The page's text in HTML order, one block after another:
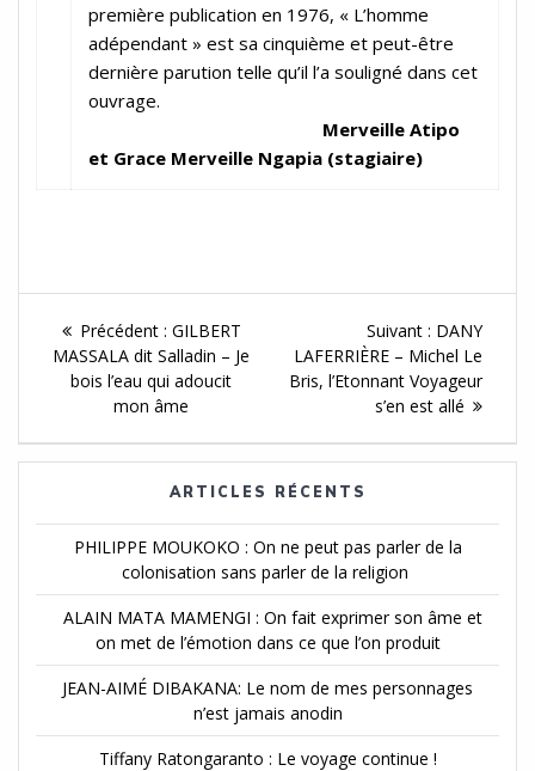
première publication en 1976, « L’homme
adépendant » est sa cinquième et peut-être
dernière parution telle qu’il l’a souligné dans cet
ouvrage.
Merveille Atipo
et Grace Merveille Ngapia (stagiaire)
Navigation
de
l'article
Précédent : Article
précédent :
GILBERT
MASSALA dit Salladin – Je
bois l’eau qui adoucit
mon âme
Suivant : Article
Suivant :
DANY
LAFERRIÈRE – Michel Le
Bris, l’Etonnant Voyageur
s’en est allé
ARTICLES RÉCENTS
PHILIPPE MOUKOKO : On ne peut pas parler de la
colonisation sans parler de la religion
ALAIN MATA MAMENGI : On fait exprimer son âme et
on met de l’émotion dans ce que l’on produit
JEAN-AIMÉ DIBAKANA: Le nom de mes personnages
n’est jamais anodin
Tiffany Ratongaranto : Le voyage continue !